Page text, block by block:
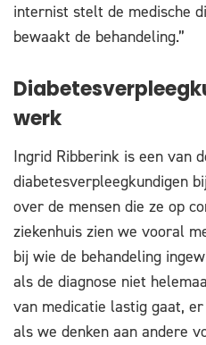
internist stelt de medische
bewaakt de behandeling.”
werk
Ingrid Ribberink is een van
diabetesverpleegkundigen
over de mensen die ze op
ziekenhuis zien we vooral
bij wie de behandeling
als de diagnose niet
van medicatie lastig gaat,
als we denken aan andere